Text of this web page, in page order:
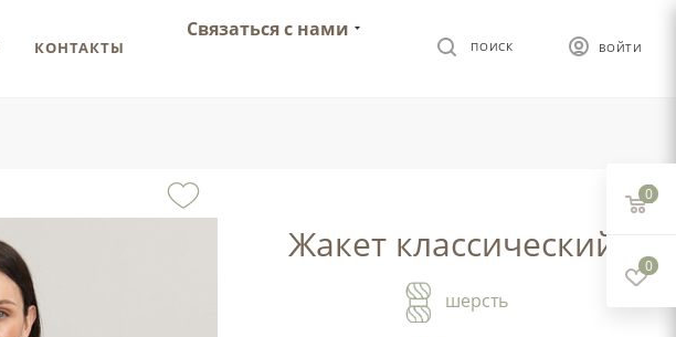
ВОЙТИ
ПОИСК
Связаться с нами
КОНТАКТЫ
Жакет классический
шерсть
0
0